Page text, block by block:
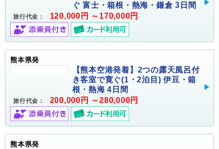
ぐ 富士・箱根・熱海・鎌倉 3日間
旅行代金： 120,000円 ～170,000円
熊本県発
【熊本空港発着】2つの露天風呂付
き客室で寛ぐ(1・2泊目) 伊豆・箱
根・熱海 4日間
旅行代金： 200,000円 ～280,000円
熊本県発